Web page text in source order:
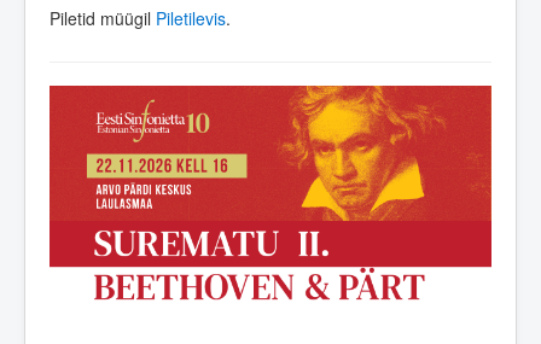
Piletid müügil Piletilevis.